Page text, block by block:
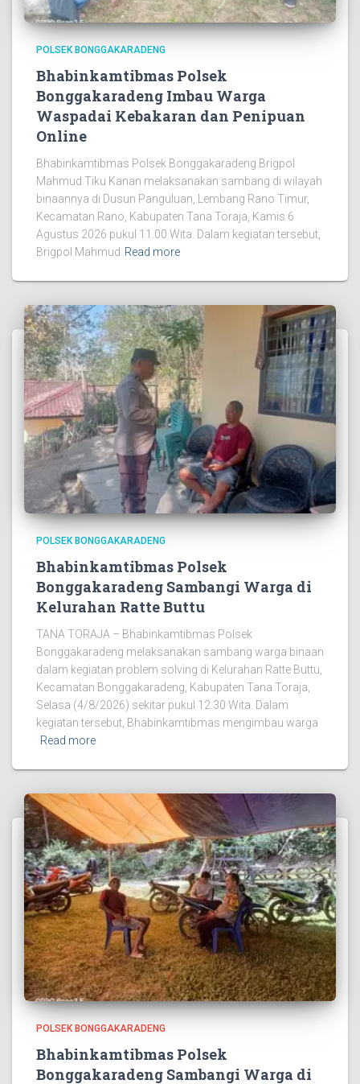
POLSEK BONGGAKARADENG
Bhabinkamtibmas Polsek
Bonggakaradeng Imbau Warga
Waspadai Kebakaran dan Penipuan
Online
Bhabinkamtibmas Polsek Bonggakaradeng Brigpol
Mahmud Tiku Kanan melaksanakan sambang di wilayah
binaannya di Dusun Panguluan, Lembang Rano Timur,
Kecamatan Rano, Kabupaten Tana Toraja, Kamis 6
Agustus 2026 pukul 11.00 Wita. Dalam kegiatan tersebut,
Brigpol Mahmud Read more
POLSEK BONGGAKARADENG
Bhabinkamtibmas Polsek
Bonggakaradeng Sambangi Warga di
Kelurahan Ratte Buttu
TANA TORAJA – Bhabinkamtibmas Polsek
Bonggakaradeng melaksanakan sambang warga binaan
dalam kegiatan problem solving di Kelurahan Ratte Buttu,
Kecamatan Bonggakaradeng, Kabupaten Tana Toraja,
Selasa (4/8/2026) sekitar pukul 12.30 Wita. Dalam
kegiatan tersebut, Bhabinkamtibmas mengimbau warga
Read more
POLSEK BONGGAKARADENG
Bhabinkamtibmas Polsek
Bonggakaradeng Sambangi Warga di